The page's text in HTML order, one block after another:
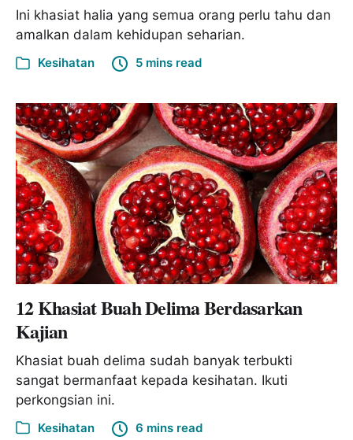
Ini khasiat halia yang semua orang perlu tahu dan
amalkan dalam kehidupan seharian.
Kesihatan 5 mins read
12 Khasiat Buah Delima Berdasarkan
Kajian
Khasiat buah delima sudah banyak terbukti
sangat bermanfaat kepada kesihatan. Ikuti
perkongsian ini.
Kesihatan 6 mins read